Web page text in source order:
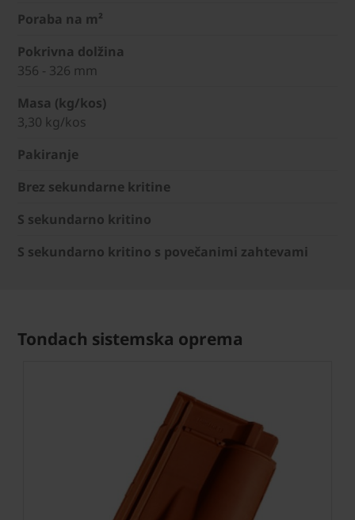
Poraba na m²
Pokrivna dolžina
356 - 326 mm
Masa (kg/kos)
3,30 kg/kos
Pakiranje
Brez sekundarne kritine
S sekundarno kritino
S sekundarno kritino s povečanimi zahtevami
Tondach sistemska oprema